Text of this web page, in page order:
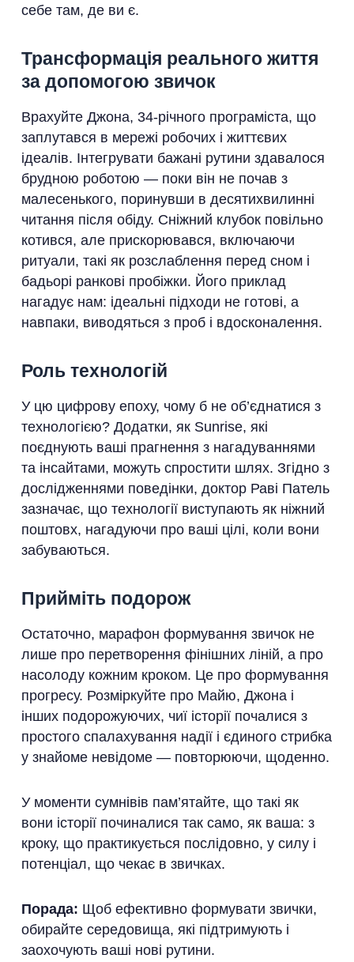
себе там, де ви є.
Трансформація реального життя
за допомогою звичок
Врахуйте Джона, 34-річного програміста, що
заплутався в мережі робочих і життєвих
ідеалів. Інтегрувати бажані рутини здавалося
брудною роботою — поки він не почав з
малесенького, поринувши в десятихвилинні
читання після обіду. Сніжний клубок повільно
котився, але прискорювався, включаючи
ритуали, такі як розслаблення перед сном і
бадьорі ранкові пробіжки. Його приклад
нагадує нам: ідеальні підходи не готові, а
навпаки, виводяться з проб і вдосконалення.
Роль технологій
У цю цифрову епоху, чому б не об’єднатися з
технологією? Додатки, як Sunrise, які
поєднують ваші прагнення з нагадуваннями
та інсайтами, можуть спростити шлях. Згідно з
дослідженнями поведінки, доктор Раві Патель
зазначає, що технології виступають як ніжний
поштовх, нагадуючи про ваші цілі, коли вони
забуваються.
Прийміть подорож
Остаточно, марафон формування звичок не
лише про перетворення фінішних ліній, а про
насолоду кожним кроком. Це про формування
прогресу. Розміркуйте про Майю, Джона і
інших подорожуючих, чиї історії почалися з
простого спалахування надії і єдиного стрибка
у знайоме невідоме — повторюючи, щоденно.
У моменти сумнівів пам’ятайте, що такі як
вони історії починалися так само, як ваша: з
кроку, що практикується послідовно, у силу і
потенціал, що чекає в звичках.
Порада: Щоб ефективно формувати звички,
обирайте середовища, які підтримують і
заохочують ваші нові рутини.